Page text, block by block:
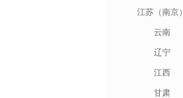
江苏（南京）
云南
辽宁
江西
甘肃